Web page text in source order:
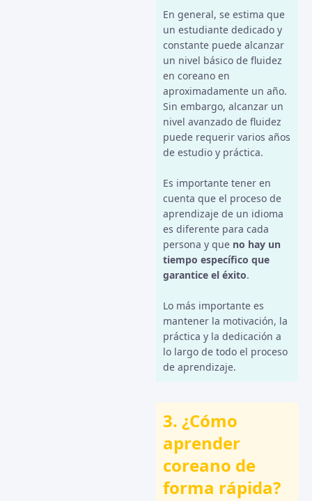
En general, se estima que
un estudiante dedicado y
constante puede alcanzar
un nivel básico de fluidez
en coreano en
aproximadamente un año.
Sin embargo, alcanzar un
nivel avanzado de fluidez
puede requerir varios años
de estudio y práctica.
Es importante tener en
cuenta que el proceso de
aprendizaje de un idioma
es diferente para cada
persona y que no hay un
tiempo específico que
garantice el éxito.
Lo más importante es
mantener la motivación, la
práctica y la dedicación a
lo largo de todo el proceso
de aprendizaje.
3. ¿Cómo
aprender
coreano de
forma rápida?